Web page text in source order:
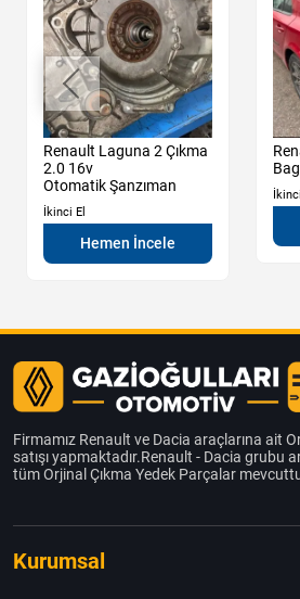
Renault Laguna 2 Çıkma
2.0 16v
Otomatik Şanzıman
İkinci El
Hemen İncele
Firmamız Renault ve Dacia araçlarına ait
satışı yapmaktadır.Renault - Dacia grubu
tüm Orjinal Çıkma Yedek Parçalar
Kurumsal